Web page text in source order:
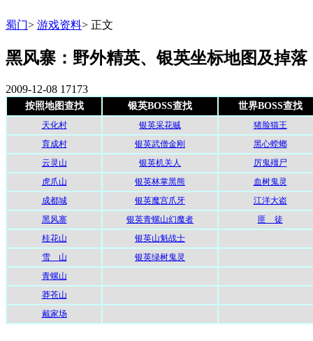
蜀门> 游戏资料> 正文
黑风寨：野外精英、银英坐标地图及掉落
2009-12-08 17173
按照地图查找 银英BOSS查找 世界BOSS查找
天化村 银英采花贼
猪脸猫王
育成村
银英武僧金刚
黑心螳螂
云灵山
银英机关人
厉鬼殭尸
虎爪山
银英林掌黑熊
血树鬼灵
成都城
银英魔宫爪牙
江洋大盗
黑风寨
银英青螺山幻魔者
匪 徒
桂花山
银英山魁战士
雪 山
银英绿树鬼灵
青螺山
莽苍山
戴家场